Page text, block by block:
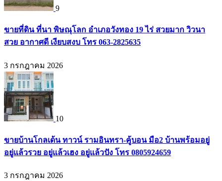
9
ขายที่ดิน ที่นา พิษณุโลก อำเภอวังทอง 19 ไร่ สวยมาก วิวนา
สวย อากาศดี เงียบสงบ โทร 063-2825635
3 กรกฎาคม 2026
10
ขายบ้านโกลเด้น ทาวน์ รามอินทรา-คู้บอน มือ2 บ้านพร้อมอยู่
อยู่แล้วรวย อยู่แล้วเฮง อยู่แล้วปัง โทร 0805924659
3 กรกฎาคม 2026